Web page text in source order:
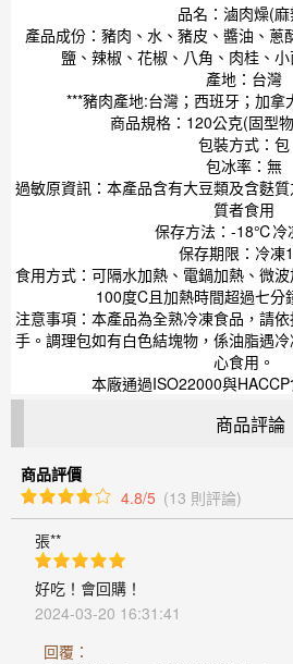
品名：滷肉燥(
產品成份：豬肉、水、豬皮、醬油、蔥
鹽、辣椒、花椒、八角、肉桂、
產地：台灣
***豬肉產地:台灣；西班牙；加拿
商品規格：120公克(固型
包裝方式：包
包冰率：無
過敏原資訊：本產品含有大豆類及含麩
質者食用
保存方法：-18℃冷
保存期限：冷凍
食用方式：可隔水加熱、電鍋加熱、微
100度C且加熱時間超過七分
注意事項：本產品為全熟冷凍食品，請
手。調理包如有白色結塊物，係油脂遇
心食用。
本廠通過ISO22000與HACCP
商品評論
商品評價
4.8/5 (13 則評論)
張**
好吃！會回購！
2024-03-20 16:31:41
回覆：